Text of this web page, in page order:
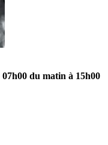
07h00 du matin à 15h00